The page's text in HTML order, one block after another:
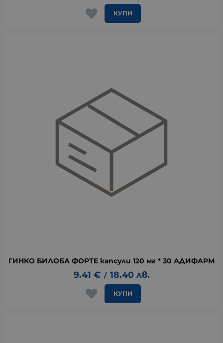
КУПИ
ГИНКО БИЛОБА ФОРТЕ капсули 120 мг * 30 АДИФАРМ
9.41 € / 18.40 лв.
КУПИ